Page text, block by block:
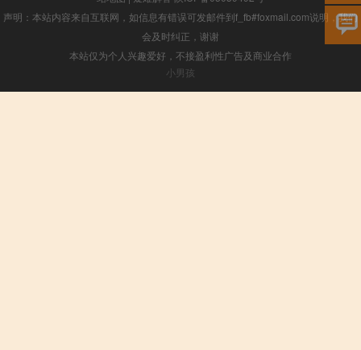
声明：本站内容来自互联网，如信息有错误可发邮件到f_fb#foxmail.com说明，我们
会及时纠正，谢谢
本站仅为个人兴趣爱好，不接盈利性广告及商业合作
小男孩